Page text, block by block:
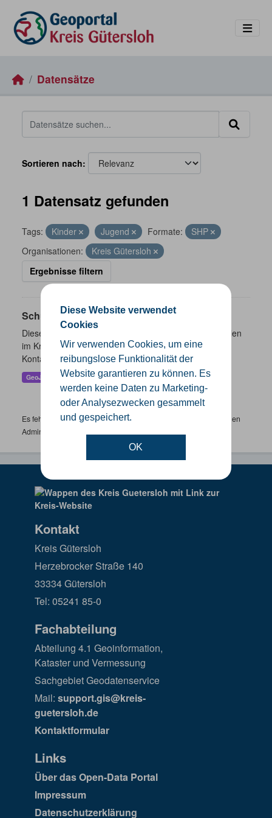
Diese Website verwendet
Cookies
Wir verwenden Cookies, um eine
reibungslose Funktionalität der
Website garantieren zu können. Es
werden keine Daten zu Marketing-
oder Analysezwecken gesammelt
und gespeichert.
OK
Datensätze
Sortieren nach
1 Datensatz gefunden
Tags: Kinder Jugend Formate:
SHP
Organisationen:
Kreis Gütersloh
Ergebnisse filtern
Schulen
Dieser Datensatz beinhaltet eine Darstellung der Schulen
im Kreis Gütersloh mit Angaben zu Schulform,
Kontaktmöglichkeiten, Pausenzeiten und Schulträger.
GeoJSON SHP
Es fehlen spezifische Datensätze? Wenden Sie sich bitte an einen
Administrator unter:
Kontakt
Kreis Gütersloh
Herzebrocker Straße 140
33334 Gütersloh
Tel: 05241 85-0
Fachabteilung
Abteilung 4.1 Geoinformation,
Kataster und Vermessung
Sachgebiet Geodatenservice
Mail: support.gis@kreis-
guetersloh.de
Kontaktformular
Links
Über das Open-Data Portal
Impressum
Datenschutzerklärung